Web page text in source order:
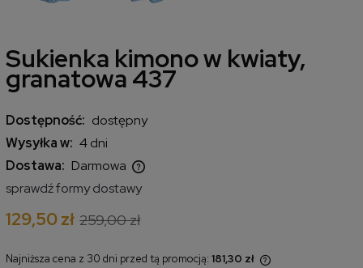
Sukienka kimono w kwiaty,
granatowa 437
Dostępność: dostępny
Wysyłka w: 4 dni
Dostawa: Darmowa
Cena nie zawiera ewentualnych kosztów płatności
sprawdź formy dostawy
129,50 zł 259,00 zł
Najniższa cena z 30 dni przed tą promocją: 181,30 zł